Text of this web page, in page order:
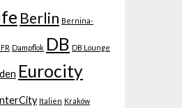
Berlin Bernina-
Dampflok DB DB Lounge
Eurocity
Italien Kraków